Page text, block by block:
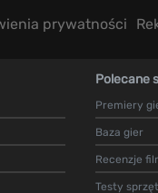
prywatności
Polecane
Premiery
Baza gier
Recenzje
Testy